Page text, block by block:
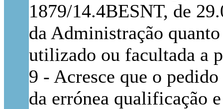
1879/14.4BESNT, de
da Administração
utilizado ou facultada a
9 - Acresce que o
da errónea qualificação